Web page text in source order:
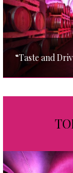
“Taste and